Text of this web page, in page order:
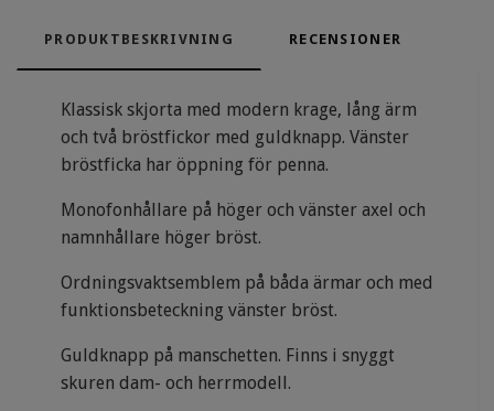
PRODUKTBESKRIVNING RECENSIONER
Klassisk skjorta med modern krage, lång ärm
och två bröstfickor med guldknapp. Vänster
bröstficka har öppning för penna.
Monofonhållare på höger och vänster axel och
namnhållare höger bröst.
Ordningsvaktsemblem på båda ärmar och med
funktionsbeteckning vänster bröst.
Guldknapp på manschetten. Finns i snyggt
skuren dam- och herrmodell.